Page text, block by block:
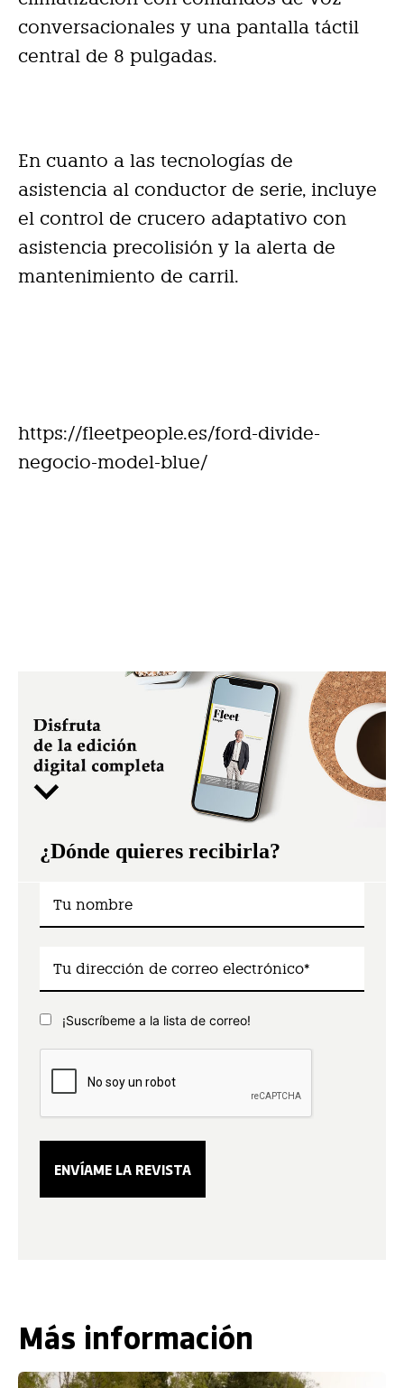
conversacionales y una pantalla táctil
central de 8 pulgadas.
En cuanto a las tecnologías de
asistencia al conductor de serie, incluye
el control de crucero adaptativo con
asistencia precolisión y la alerta de
mantenimiento de carril.
https://fleetpeople.es/ford-divide-
negocio-model-blue/
¿Dónde quieres recibirla?
¡Suscríbeme a la lista de correo!
Más información